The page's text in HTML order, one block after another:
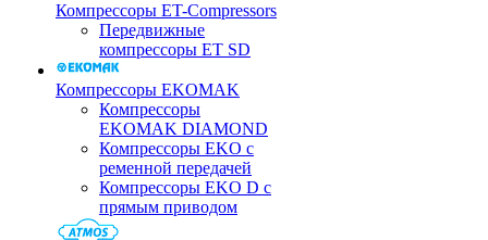
Компрессоры ET-Compressors
Передвижные
компрессоры ET SD
Компрессоры EKOMAK
Компрессоры
EKOMAK DIAMOND
Компрессоры EKO c
ременной передачей
Компрессоры EKO D с
прямым приводом